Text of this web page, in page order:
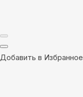
Добавить в Избранное